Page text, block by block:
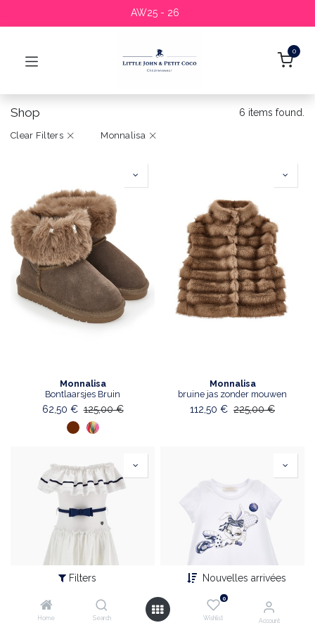
Filters Nouvelles arrivées
Home Search
0
Wishlist Account
AW25 - 26
0
Shop 6 items found.
Clear Filters Monnalisa
Monnalisa
Bontlaarsjes Bruin
62,50 € 125,00€
Monnalisa
bruine jas zonder mouwen
112,50 € 225,00€